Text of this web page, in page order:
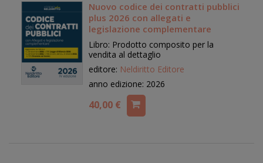
Nuovo codice dei contratti pubblici
plus 2026 con allegati e
legislazione complementare
Libro: Prodotto composito per la
vendita al dettaglio
editore: Neldiritto Editore
anno edizione: 2026
40,00 €